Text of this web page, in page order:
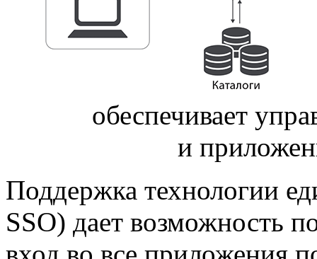
обеспечивает
и
Поддержка технологии
SSO) дает возможность